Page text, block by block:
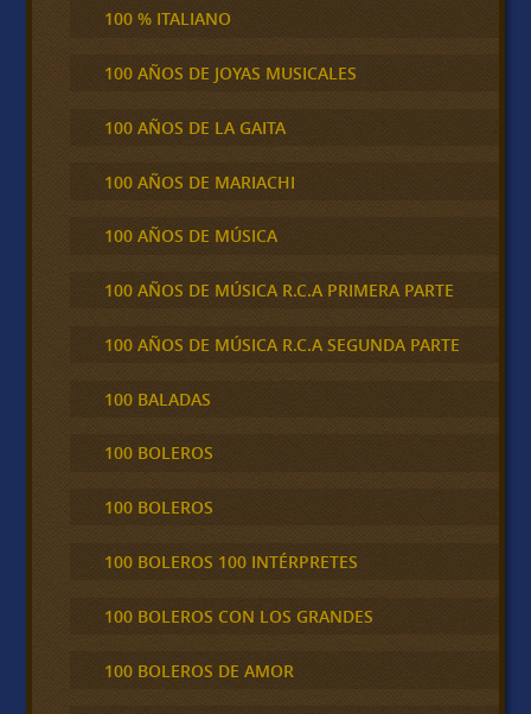
100 % ITALIANO
100 AÑOS DE JOYAS MUSICALES
100 AÑOS DE LA GAITA
100 AÑOS DE MARIACHI
100 AÑOS DE MÚSICA
100 AÑOS DE MÚSICA R.C.A PRIMERA PARTE
100 AÑOS DE MÚSICA R.C.A SEGUNDA PARTE
100 BALADAS
100 BOLEROS
100 BOLEROS
100 BOLEROS 100 INTÉRPRETES
100 BOLEROS CON LOS GRANDES
100 BOLEROS DE AMOR